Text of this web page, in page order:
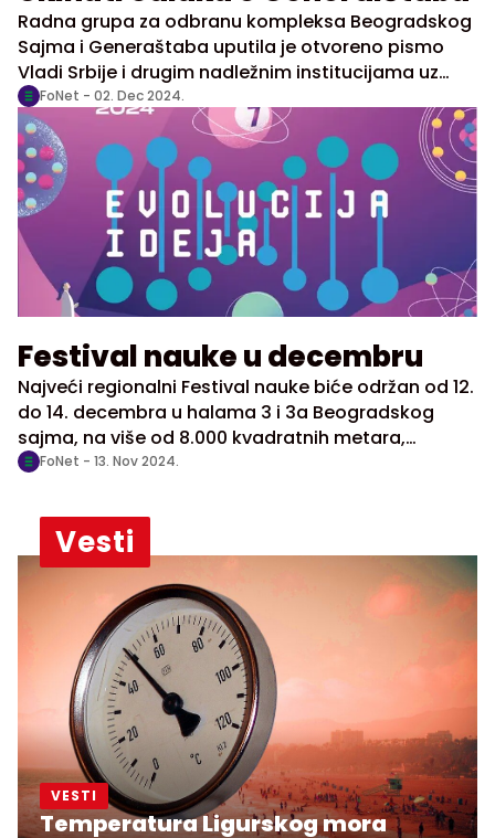
Radna grupa za odbranu kompleksa Beogradskog
Sajma i Generaštaba uputila je otvoreno pismo
Vladi Srbije i drugim nadležnim institucijama uz
zahtev za ukidanje Odluke o rušenju Generalštaba
kao kulturnog dobra, ističući pet činjenica za koje
upozoravaju da ih je Vlada zanemarila, saopštilo je
Udruženje arhitekata Srbije.
FoNet - 02. Dec 2024.
Festival nauke u decembru
Najveći regionalni Festival nauke biće održan od 12.
do 14. decembra u halama 3 i 3a Beogradskog
sajma, na više od 8.000 kvadratnih metara,
saopštili su organizatori.
FoNet - 13. Nov 2024.
Vesti
VESTI
Temperatura Ligurskog mora